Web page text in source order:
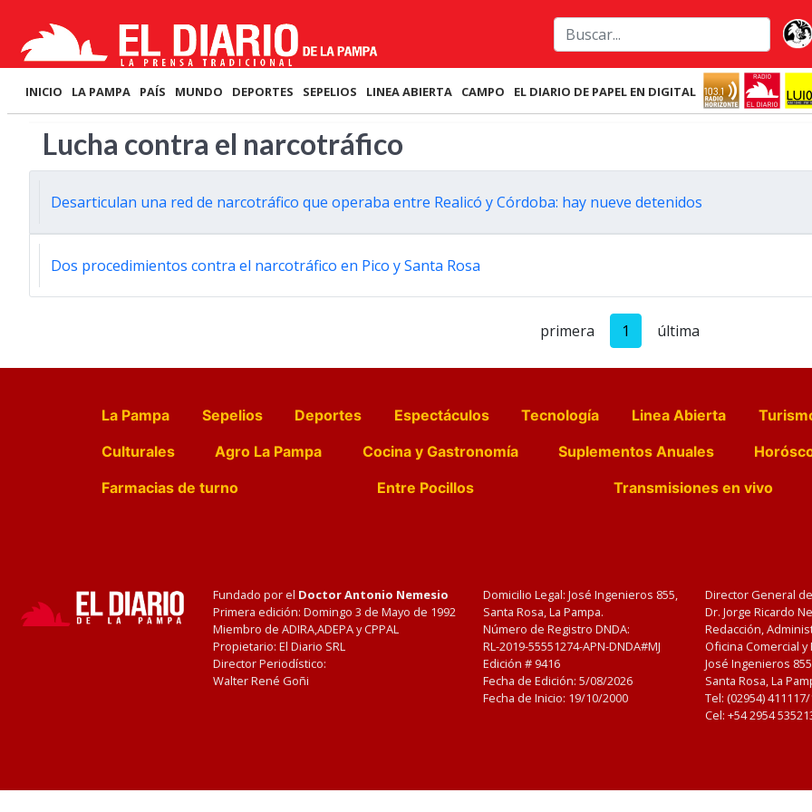
INICIO LA PAMPA PAÍS MUNDO DEPORTES SEPELIOS LINEA ABIERTA CAMPO EL DIARIO DE PAPEL EN DIGITAL
Lucha contra el narcotráfico
Desarticulan una red de narcotráfico que operaba entre Realicó y Córdoba: hay nueve detenidos
Dos procedimientos contra el narcotráfico en Pico y Santa Rosa
primera 1 última
La Pampa Sepelios Deportes Espectáculos Tecnología Linea Abierta
Culturales
Agro La Pampa Cocina y Gastronomía Suplementos Anuales
Farmacias de turno
Entre Pocillos Transmisiones en vivo
Fundado por el Doctor Antonio Nemesio
Primera edición: Domingo 3 de Mayo de 1992
Miembro de ADIRA,ADEPA y CPPAL
Propietario: El Diario SRL
Director Periodístico:
Walter René Goñi
Domicilio Legal: José Ingenieros 855,
Santa Rosa, La Pampa.
Número de Registro DNDA:
RL-2019-55551274-APN-DNDA#MJ
Edición # 9416
Fecha de Edición:5/08/2026
Fecha de Inicio: 19/10/2000
Director General
Dr. Jorge Ricardo
Redacción,
Oficina Comercial
José Ingenieros
Santa Rosa, La
Tel: (02954)
Cel: +54 2954